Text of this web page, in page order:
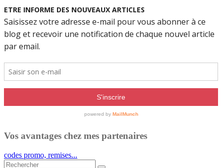
Vos avantages chez mes partenaires
codes promo, remises...
Rechercher...